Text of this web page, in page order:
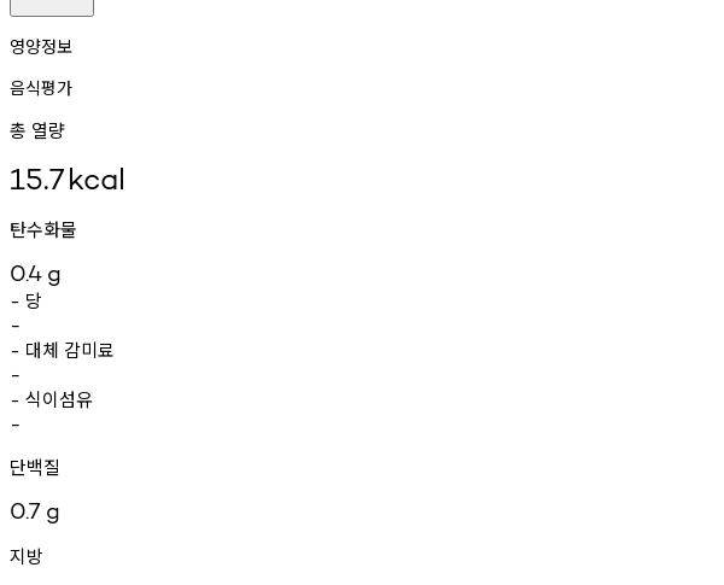
영양정보
음식평가
총 열량
15.7kcal
탄수화물
0.4 g
- 당
-
- 대체 감미료
-
- 식이섬유
-
단백질
0.7 g
지방